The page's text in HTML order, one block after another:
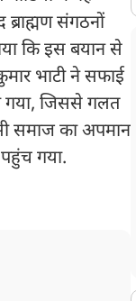
संगठनों
कि इस बयान से
भाटी ने सफाई
गया, जिससे गलत
समाज का अपमान
गया.